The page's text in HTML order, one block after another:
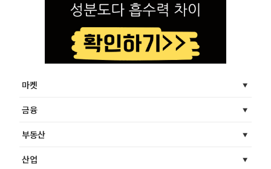
마켓
금융
부동산
산업